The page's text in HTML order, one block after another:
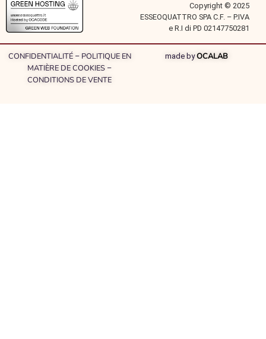
Copyright © 2025
ESSEOQUATTRO SPA C.F. – P.IVA
e R.I di PD 02147750281
CONFIDENTIALITÉ– POLITIQUE EN
MATIÈRE DE COOKIES –
CONDITIONS DE VENTE
made byOCALAB